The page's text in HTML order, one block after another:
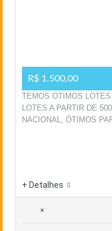
R$ 1.500,00
TEMOS OTIMOS
LOTES A PARTIR DE
NACIONAL, ÓTIMOS
+ Detalhes
×